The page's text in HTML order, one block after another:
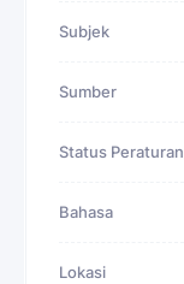
Subjek
Sumber
Status Peraturan
Bahasa
Lokasi